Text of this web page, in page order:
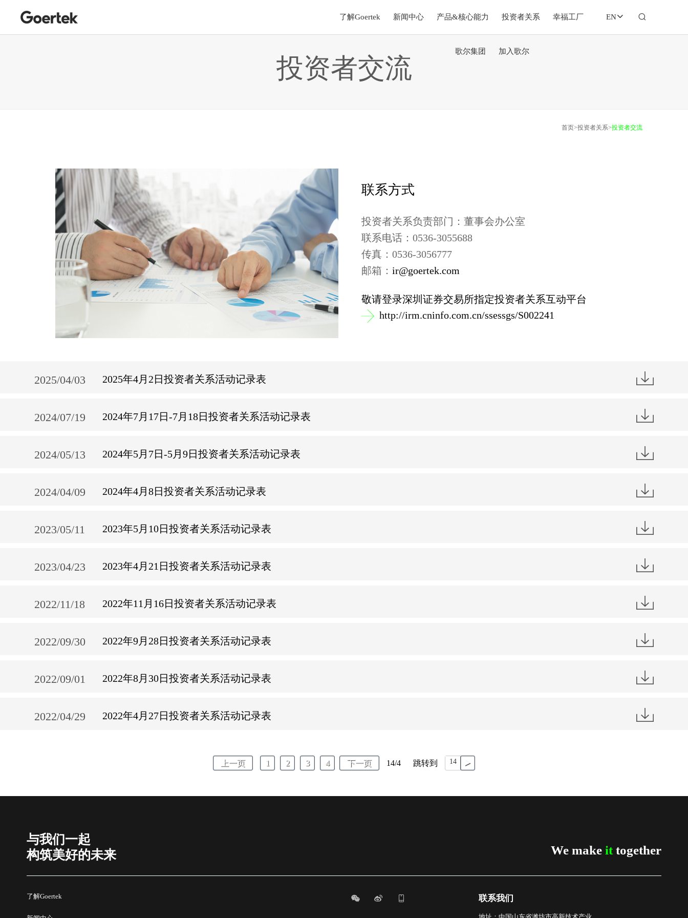
EN
了解Goertek 新闻中心 产品&核心能力 投资者关系 幸福工厂
歌尔集团 加入歌尔
投资者交流
首页>投资者关系>投资者交流
联系方式
投资者关系负责部门：董事会办公室
联系电话：0536-3055688
传真：0536-3056777
邮箱： ir@goertek.com
敬请登录深圳证券交易所指定投资者关系互动平台
http://irm.cninfo.com.cn/ssessgs/S002241
2025/04/03 2025年4月2日投资者关系活动记录表
2024/07/19 2024年7月17日-7月18日投资者关系活动记录表
2024/05/13 2024年5月7日-5月9日投资者关系活动记录表
2024/04/09 2024年4月8日投资者关系活动记录表
2023/05/11 2023年5月10日投资者关系活动记录表
2023/04/23 2023年4月21日投资者关系活动记录表
2022/11/18 2022年11月16日投资者关系活动记录表
2022/09/30 2022年9月28日投资者关系活动记录表
2022/09/01 2022年8月30日投资者关系活动记录表
2022/04/29 2022年4月27日投资者关系活动记录表
上一页 1 2 3 4 下一页 14/4 跳转到 ▶
与我们一起
构筑美好的未来
We makeittogether
了解Goertek 联系我们